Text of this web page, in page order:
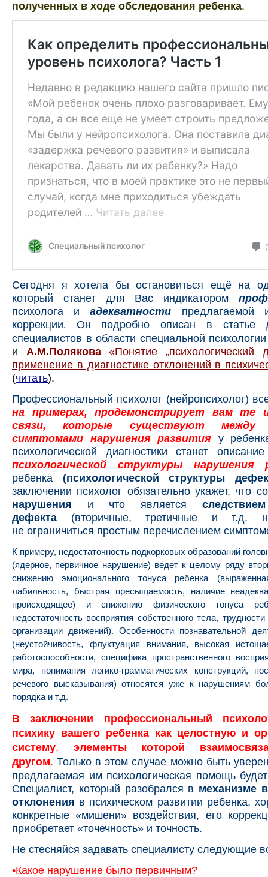
полученных в ходе обследования ребенка.
Сегодня я хотела бы остановиться ещё на
который станет для Вас индикатором
психолога иадекватности предлагаемой
коррекции.
Он подробно описан в статье
специалистов в области специальной психологии
и
А.М.Полякова«Понятие „психологический
применение в диагностике отклонений в
(читать).
Профессиональный психолог (нейропсихолог)
на примерах, продемонстрирует вам те
связи, которые существуют между
симптомами нарушения развития у
психологической диагностики станет
психологической структуры
ребенка (психологической структуры
заключении психолог обязательно укажет, что
нарушения и что является
дефекта (вторичные, третичные и т.д.
не ограничиться простым перечислением
К примеру, недостаточность подкорковых образований
(ядерное, первичное нарушение) ведет к целому ряду
снижению эмоционального тонуса ребенка
лабильность, быстрая пресыщаемость, наличие
происходящее) и снижению физического тонуса
недостаточность восприятия собственного тела,
организации движений). Особенности познавательной
(неустойчивость, флуктуация внимания, высокая
работоспособности, специфика пространственного
мира, понимания логико-грамматических конструкций,
речевого высказывания) относятся уже к нарушениям
порядка и т.д.
В заключении профессиональный
психику вашего ребенка как целостную и
систему, элементы которой
другом. Только в этом случае можно быть
предлагаемая им психологическая помощь
Специалист, который разобрался в механизме
отклонения в психическом развитии ребенка,
конкретные «мишени» воздействия, его
приобретает «точечность» и точность.
Не стесняйся задавать специалисту следующие
•Какое нарушение было первичным?